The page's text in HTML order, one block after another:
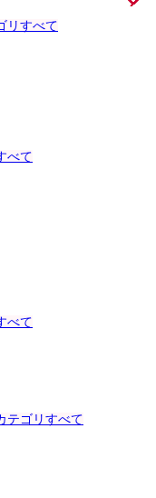
リすべて
べて
べて
テゴリすべて